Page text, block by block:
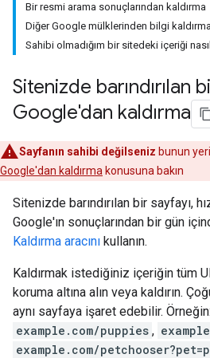
Bir resmi arama sonuçlarından kaldırma
Diğer Google mülklerinden bilgi kaldırma
Sahibi olmadığım bir sitedeki içeriği nasıl
Sitenizde barındırılan
Google'dan kaldırma
Sayfanın sahibi değilseniz bunun
Google'dan kaldırma konusuna bakın
Sitenizde barındırılan bir sayfayı,
Google'ın sonuçlarından bir gün
Kaldırma aracını kullanın.
Kaldırmak istediğiniz içeriğin tüm
koruma altına alın veya kaldırın.
aynı sayfaya işaret edebilir. Örneğin:
example.com/puppies ,
example.com/